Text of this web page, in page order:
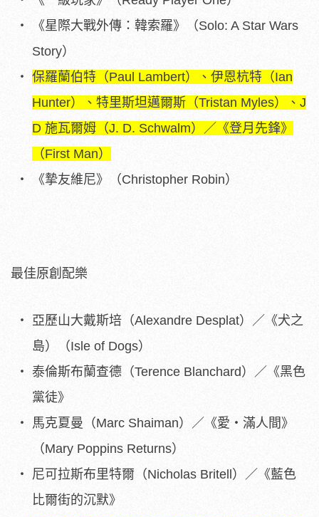
《星際大戰外傳：韓索羅》（Solo: A Star Wars
Story）
保羅蘭伯特（Paul Lambert）、伊恩杭特（Ian
Hunter）、特里斯坦邁爾斯（Tristan Myles）、J
D 施瓦爾姆（J. D. Schwalm）／《登月先鋒》
（First Man）
《摯友維尼》（Christopher Robin）
最佳原創配樂
亞歷山大戴斯培（Alexandre Desplat）／《犬之
島）（Isle of Dogs）
泰倫斯布蘭查德（Terence Blanchard）／《黑色
黨徒》
馬克夏曼（Marc Shaiman）／《愛・滿人間》
（Mary Poppins Returns）
尼可拉斯布里特爾（Nicholas Britell）／《藍色
比爾街的沉默》